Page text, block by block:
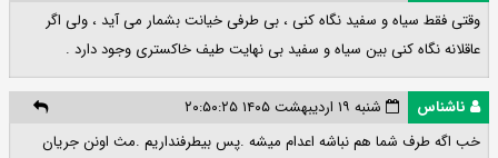
وقتی فقط سیاه و سفید نگاه کنی ، بی طرفی خیانت بشمار می آید ، ولی اگر
عاقلانه نگاه کنی بین سیاه و سفید بی نهایت طیف خاکستری وجود دارد .
ناشناس
شنبه ۱۹ اردیبهشت ۱۴۰۵ ۲۰:۵۰:۲۵
خب اگه طرف شما هم نباشه اعدام میشه .پس بیطرفنداریم .مث اونن جریان